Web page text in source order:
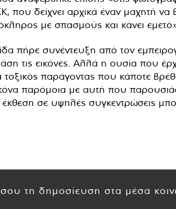
που δείχνει αρχικά έναν μαχητή να
με σπασμούς και κάνει
πήρε συνέντευξη από τον
τις εικόνες. Αλλά η ουσία που
τοξικός παράγοντας που κάποτε
παρόμοια με αυτή που
έκθεση σε υψηλές συγκεντρώσεις
τη δημοσίευση στα μέσα